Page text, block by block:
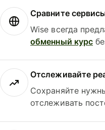
Сравните
Wise всегда
обменный курс
Отслеживайте
Сохраняйте
отслеживать